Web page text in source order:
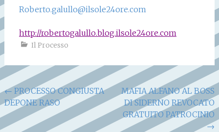
Roberto.galullo@ilsole24ore.com
http://robertogalullo.blog.ilsole24ore.com
Il Processo
Navigazione
articoli
← PROCESSO CONGIUSTA
DEPONE RASO
MAFIA ALFANO AL BOSS
DI SIDERNO REVOCATO
GRATUITO PATROCINIO
→